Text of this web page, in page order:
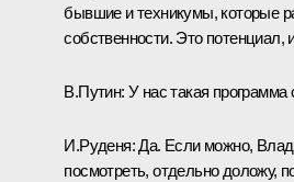
бывшие и техникумы, которые
собственности. Это потенциал,
В.Путин: У нас такая программа
И.Руденя:Да. Если можно,
посмотреть, отдельно доложу,